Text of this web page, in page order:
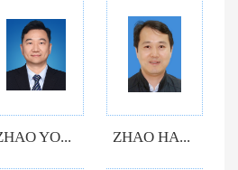
YO... ZHAO HA...